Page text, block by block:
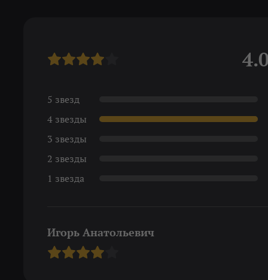
5 звезд
4 звезды
3 звезды
2 звезды
1 звезда
Игорь Анатольевич